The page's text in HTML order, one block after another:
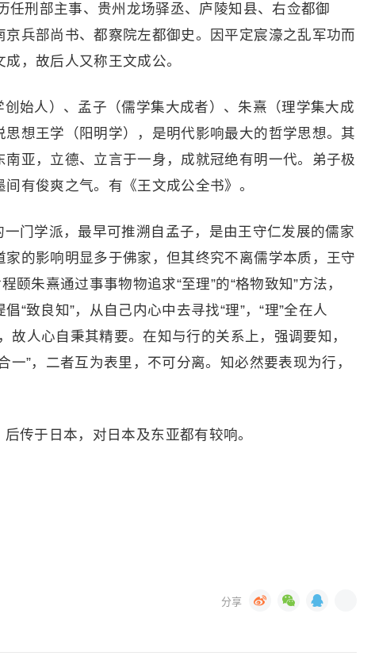
任刑部主事、贵州龙场驿丞、庐陵知县、右佥都御
兵部尚书、都察院左都御史。因平定宸濠之乱军功而
，故后人又称王文成公。
始人）、孟子（儒学集大成者）、朱熹（理学集大成
想王学（阳明学），是明代影响最大的哲学思想。其
亚，立德、立言于一身，成就冠绝有明一代。弟子极
有俊爽之气。有《王文成公全书》。
门学派，最早可推溯自孟子，是由王守仁发展的儒家
的影响明显多于佛家，但其终究不离儒学本质，王守
颐朱熹通过事事物物追求“至理”的“格物致知”方法，
“致良知”，从自己内心中去寻找“理”，“理”全在人
故人心自秉其精要。在知与行的关系上，强调要知，
”，二者互为表里，不可分离。知必然要表现为行，
传于日本，对日本及东亚都有较响。